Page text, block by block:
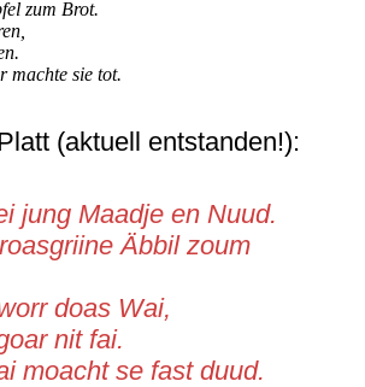
zum Brot.
machte sie tot.
(aktuell entstanden!):
jung Maadje en Nuud.
Äbbil zoum
doas Wai,
nit fai.
moacht se fast duud.